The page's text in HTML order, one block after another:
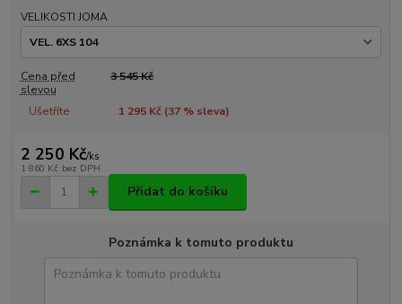
VELIKOSTI JOMA
Cena před
slevou
3 545 Kč
Ušetříte 1 295 Kč (37% sleva)
2 250 Kč/ks
1 860 Kč bez DPH
Přidat do košíku
Poznámka k tomuto produktu